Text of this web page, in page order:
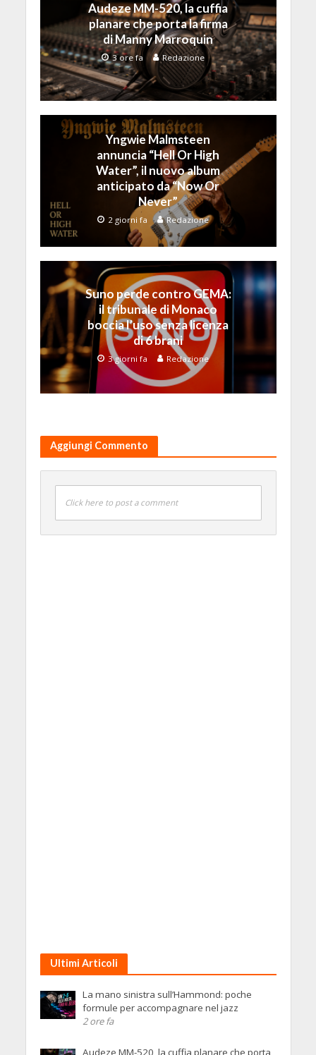
Audeze MM-520, la cuffia
planare che porta la firma
di Manny Marroquin
3 ore fa Redazione
Yngwie Malmsteen
annuncia “Hell Or High
Water”, il nuovo album
anticipato da “Now Or
Never”
2 giorni fa Redazione
Suno perde contro GEMA:
il tribunale di Monaco
boccia l’uso senza licenza
di 6 brani
3 giorni fa Redazione
Aggiungi Commento
Click here to post a comment
Ultimi Articoli
La mano sinistra sull’Hammond: poche
formule per accompagnare nel jazz
2 ore fa
Audeze MM-520, la cuffia planare che porta